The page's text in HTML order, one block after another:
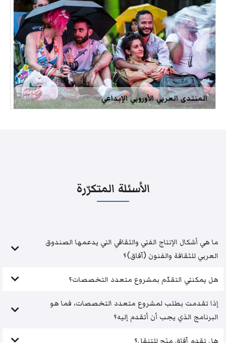
المنتدى العربي الأوروبي الإبداعي
الأسئلة المتكرّرة
ما هي أشكال الإنتاج الفني والثقافي التي يدعمها الصندوق
العربي للثقافة والفنون (آفاق)؟
هل يمكنني التقدّم بمشروع متعدد التخصصات؟
إذا تقدمت بطلب لمشروع متعدد التخصصات، فما هو
البرنامج الذي يجب أن أتقدم إليه؟
هل تقدم آفاق مِنَح للتنقل؟